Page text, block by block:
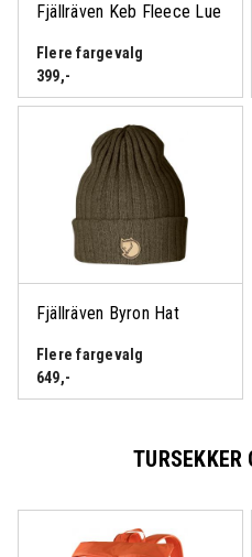
Fjällräven Keb Fleece Lue
Flere fargevalg
399,-
Fjällräven Byron Hat
Flere fargevalg
649,-
TURSEKKER